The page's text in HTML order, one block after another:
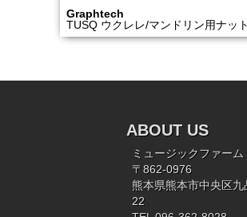
Graphtech
TUSQ ウクレレ/マンドリン用ナット
ABOUT US
ミュージックファーム
〒862-0976
熊本県熊本市中央区九
22